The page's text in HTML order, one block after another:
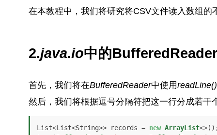
在本教程中，我们将研究将CSV文件读入数组的
2.java.io中的BufferedReader
首先，我们将在BufferedReader中使用readLine()
然后，我们将根据逗号分隔符把这一行分成若干
List<List<String>> records = new ArrayList